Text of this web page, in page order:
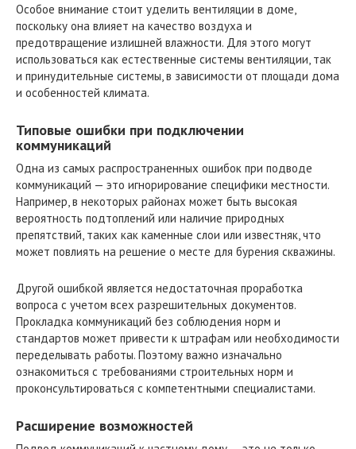
Особое внимание стоит уделить вентиляции в доме,
поскольку она влияет на качество воздуха и
предотвращение излишней влажности. Для этого могут
использоваться как естественные системы вентиляции, так
и принудительные системы, в зависимости от площади дома
и особенностей климата.
Типовые ошибки при подключении
коммуникаций
Одна из самых распространенных ошибок при подводе
коммуникаций — это игнорирование специфики местности.
Например, в некоторых районах может быть высокая
вероятность подтоплений или наличие природных
препятствий, таких как каменные слои или известняк, что
может повлиять на решение о месте для бурения скважины.
Другой ошибкой является недостаточная проработка
вопроса с учетом всех разрешительных документов.
Прокладка коммуникаций без соблюдения норм и
стандартов может привести к штрафам или необходимости
переделывать работы. Поэтому важно изначально
ознакомиться с требованиями строительных норм и
проконсультироваться с компетентными специалистами.
Расширение возможностей